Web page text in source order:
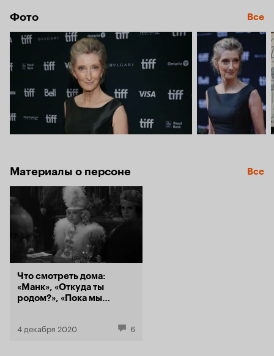
Фото Все
Материалы о персоне Все
Что смотреть дома:
«Манк», «Откуда ты
родом?», «Пока мы
4 декабря 2020 6